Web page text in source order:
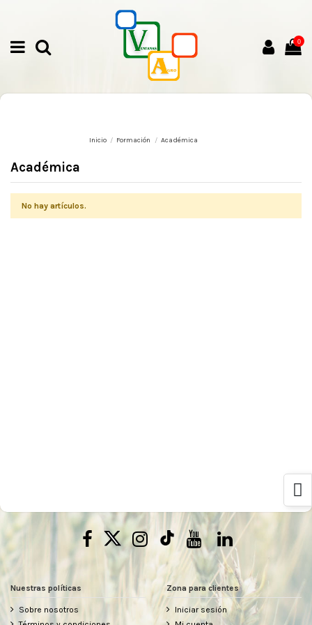
0
Inicio Formación Académica
Académica
No hay artículos.
Nuestras políticas
Sobre nosotros
Zona para clientes
Iniciar sesión